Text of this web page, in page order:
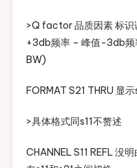
>Q factor 品质因素 标
+3db频率 – 峰值-3db频
BW)
FORMAT S21 THRU 显
>具体格式同s11不赘述
CHANNEL S11 REFL 没